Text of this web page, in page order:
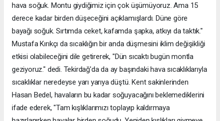
hava soğuk. Montu giydiğimiz için çok üşümüyoruz. Ama 15
derece kadar birden düşeceğini açıklamışlardı. Düne göre
bayağı soğuk. Sırtımda ceket, kafamda şapka, atkıyı da taktık."
Mustafa Kırıkçı da sıcaklığın bir anda düşmesini iklim değişikliği
etkisi olabileceğini dile getirerek, "Dün sıcaktı bugün montla
geziyoruz." dedi. Tekirdağ'da da ay başındaki hava sıcaklıklarıyla
sıcaklıklar neredeyse yarı yarıya düştü. Kent sakinlerinden
Hasan Bedel, havaların bu kadar soğuyacağını beklemediklerini
ifade ederek, "Tam kışlıklarımızı toplayıp kaldırmaya